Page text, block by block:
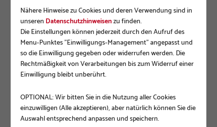
ZUBEHÖR
Senkschraube M8x40 A2-070
ISO10642
Nähere Hinweise zu Cookies und deren Verwendung sind in
unseren Datenschutzhinweisenzu finden.
Die Einstellungen können jederzeit durch den Aufruf des
Menu-Punktes "Einwilligungs-Management" angepasst und
so die Einwilligung gegeben oder widerrufen werden. Die
Rechtmäßigkeit von Verarbeitungen bis zum Widerruf einer
Einwilligung bleibt unberührt.
OPTIONAL: Wir bitten Sie in die Nutzung aller Cookies
einzuwilligen (Alle akzeptieren), aber natürlich können Sie die
Auswahl entsprechend anpassen und speichern.